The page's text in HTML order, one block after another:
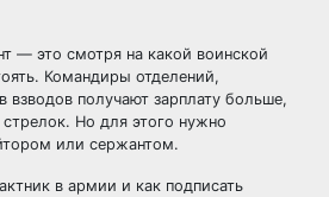
— это смотря на какой воинской
Командиры отделений,
взводов получают зарплату больше,
Но для этого нужно
или сержантом.
в армии и как подписать